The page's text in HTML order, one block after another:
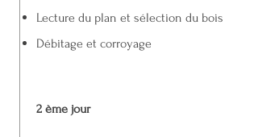
Lecture du plan et sélection du bois
Débitage et corroyage
2 ème jour